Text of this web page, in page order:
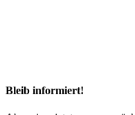
Bleib informiert!